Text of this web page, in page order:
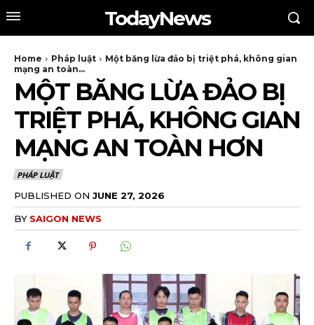
TodayNews
Home Pháp luật
Một băng lừa đảo bị triệt phá, không gian
mạng an toàn...
MỘT BĂNG LỪA ĐẢO BỊ
TRIỆT PHÁ, KHÔNG GIAN
MẠNG AN TOÀN HƠN
PHÁP LUẬT
PUBLISHED ON JUNE 27, 2026
BY SAIGON NEWS